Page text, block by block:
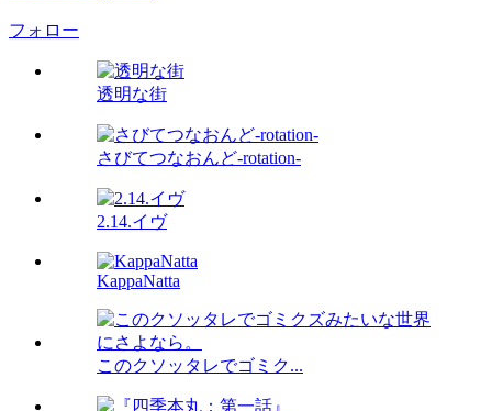
フォロー
透明な街
さびてつなおんど-rotation-
2.14.イヴ
KappaNatta
このクソッタレでゴミク...